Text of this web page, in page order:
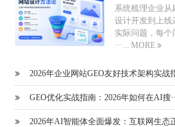
系统梳理企业从
设计开发到上线
实际问题，每
···...MORE
2026年企业网站GEO友好技术架构实战指
GEO优化实战指南：2026年如何在AI搜
2026年AI智能体全面爆发：互联网生态正